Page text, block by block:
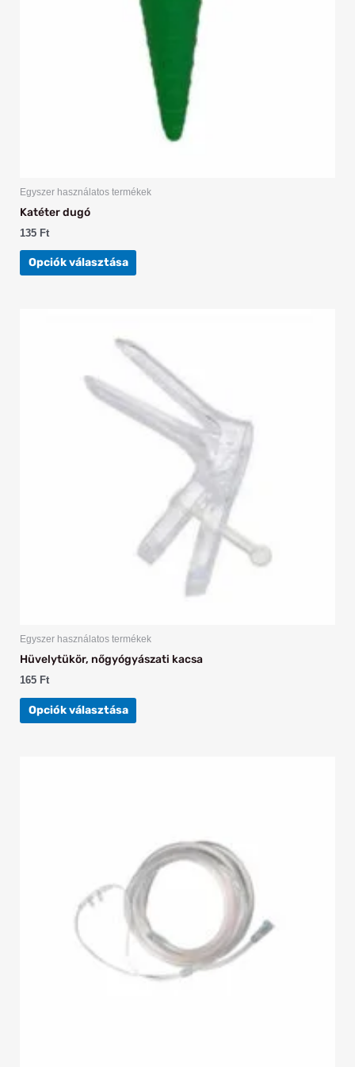
Egyszer használatos termékek
Katéter dugó
135 Ft
Opciók választása
a
termékoldalon
választhatók
Egyszer használatos termékek
Hüvelytükör, nőgyógyászati kacsa
165 Ft
Opciók választása
terméknek
több
variációja
van.
A
változatok
termékoldalon
választhatók